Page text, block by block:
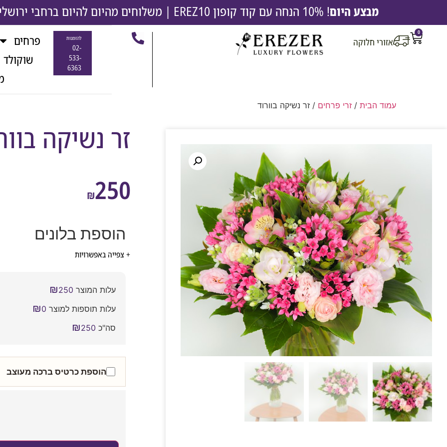
מבצע היום! 10% הנחה עם קוד קופון EREZ10 | משלוחים מהיום להיום ברחבי ירושלים
אזורי חלוקה
0
פרחים
להזמנות
02-
533-
6363
עמוד הבית / זרי פרחים / זר נשיקה בוורוד
זר נשיקה
₪250
הוספת בלונים
+ צפייה באפשרויות
עלות המוצר ₪250
עלות תוספות למוצר
₪0
סה"כ
₪250
הוספת כרטיס ברכה מעוצב